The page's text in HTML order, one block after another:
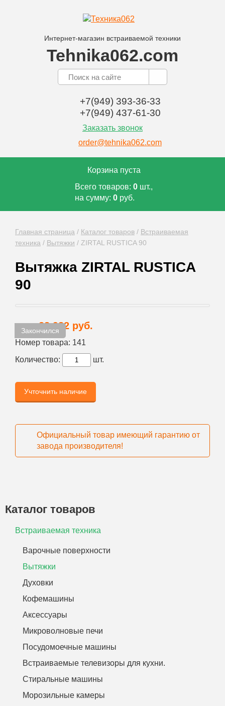
Интернет-магазин встраиваемой техники
Tehnika062.com
+7(949) 393-36-33
+7(949) 437-61-30
Заказать звонок
order@tehnika062.com
Корзина пуста
Всего товаров: 0 шт.,
на сумму: 0 руб.
Главная страница / Каталог товаров / Встраиваемая
техника / Вытяжки / ZIRTAL RUSTICA 90
Вытяжка ZIRTAL RUSTICA
90
Закончился
Цена: 28 982 руб.
Номер товара: 141
Количество:
шт.
Учточнить наличие
Официальный товар имеющий гарантию от
завода производителя!
Каталог товаров
Встраиваемая техника
Варочные поверхности
Вытяжки
Духовки
Кофемашины
Аксессуары
Микроволновые печи
Посудомоечные машины
Встраиваемые телевизоры для кухни.
Стиральные машины
Морозильные камеры